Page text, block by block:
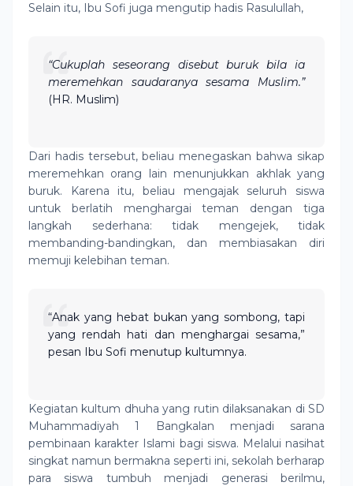
Selain itu, Ibu Sofi juga mengutip hadis Rasulullah,
“Cukuplah seseorang disebut buruk bila ia
meremehkan saudaranya sesama Muslim.”
(HR. Muslim)
Dari hadis tersebut, beliau menegaskan bahwa sikap
meremehkan orang lain menunjukkan akhlak yang
buruk. Karena itu, beliau mengajak seluruh siswa
untuk berlatih menghargai teman dengan tiga
langkah sederhana: tidak mengejek, tidak
membanding-bandingkan, dan membiasakan diri
memuji kelebihan teman.
“Anak yang hebat bukan yang sombong, tapi
yang rendah hati dan menghargai sesama,”
pesan Ibu Sofi menutup kultumnya.
Kegiatan kultum dhuha yang rutin dilaksanakan di SD
Muhammadiyah 1 Bangkalan menjadi sarana
pembinaan karakter Islami bagi siswa. Melalui nasihat
singkat namun bermakna seperti ini, sekolah berharap
para siswa tumbuh menjadi generasi berilmu,